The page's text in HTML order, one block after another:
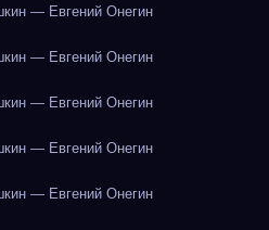
— Евгений Онегин
— Евгений Онегин
— Евгений Онегин
— Евгений Онегин
— Евгений Онегин